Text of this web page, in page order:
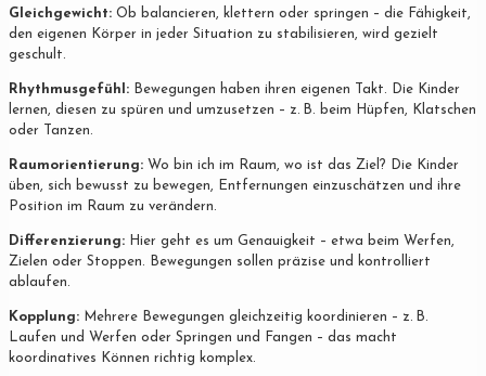
Gleichgewicht: Ob balancieren, klettern oder springen – die Fähigkeit,
den eigenen Körper in jeder Situation zu stabilisieren, wird gezielt
geschult.
Rhythmusgefühl: Bewegungen haben ihren eigenen Takt. Die Kinder
lernen, diesen zu spüren und umzusetzen – z. B. beim Hüpfen, Klatschen
oder Tanzen.
Raumorientierung: Wo bin ich im Raum, wo ist das Ziel? Die Kinder
üben, sich bewusst zu bewegen, Entfernungen einzuschätzen und ihre
Position im Raum zu verändern.
Differenzierung: Hier geht es um Genauigkeit – etwa beim Werfen,
Zielen oder Stoppen. Bewegungen sollen präzise und kontrolliert
ablaufen.
Kopplung: Mehrere Bewegungen gleichzeitig koordinieren – z. B.
Laufen und Werfen oder Springen und Fangen – das macht
koordinatives Können richtig komplex.